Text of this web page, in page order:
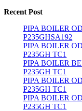
Recent Post
PIPA BOILER
P235GHSA192
PIPA BOILER
P235GH TC1
PIPA BOILER
P235GH TC1
PIPA BOILER
P235GH TC1
PIPA BOILER
P235GH TC1